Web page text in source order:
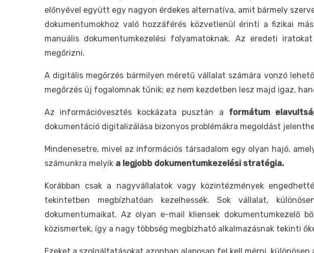
előnyével együtt egy nagyon érdekes alternatíva, amit bármely
dokumentumokhoz való hozzáférés közvetlenül érinti a fizikai
manuális dokumentumkezelési folyamatoknak. Az eredeti
megőrizni.
A digitális megőrzés bármilyen méretű vállalat számára vonzó
megőrzés új fogalomnak tűnik; ez nem kezdetben lesz majd igaz,
Az információvesztés kockázata pusztán a formátum
dokumentáció digitalizálása bizonyos problémákra megoldást
Mindenesetre, mivel az információs társadalom egy olyan hajó,
számunkra melyik a legjobb dokumentumkezelési stratégia.
Korábban csak a nagyvállalatok vagy közintézmények
tekintetben megbízhatóan kezelhessék. Sok vállalat,
dokumentumaikat. Az olyan e-mail kliensek dokumentumkezelő
közismertek, így a nagy többség megbízható alkalmazásnak tekinti